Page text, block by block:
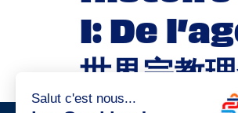
I: De
世界宗教